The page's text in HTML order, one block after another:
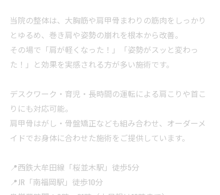
当院の整体は、大胸筋や肩甲骨まわりの筋肉をしっかり
とゆるめ、巻き肩や姿勢の崩れを根本から改善。
その場で「肩が軽くなった！」「姿勢がスッと変わっ
た！」と効果を実感される方が多い施術です。
デスクワーク・育児・長時間の運転による肩こりや首こ
りにも対応可能。
肩甲骨はがし・骨盤矯正なども組み合わせ、オーダーメ
イドでお身体に合わせた施術をご提供しています。
📍西鉄大牟田線「桜並木駅」徒歩5分
📍JR「南福岡駅」徒歩10分